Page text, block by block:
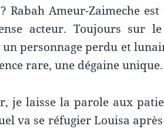
Rabah Ameur-Zaimeche
acteur. Toujours sur
un personnage perdu et
rare, une dégaine unique.
je laisse la parole aux
va se réfugier Louisa